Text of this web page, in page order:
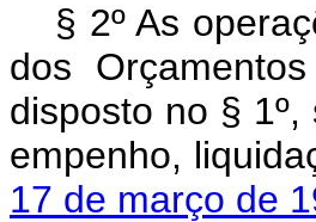
§ 2º As
dos
disposto no §
empenho,
17 de março de